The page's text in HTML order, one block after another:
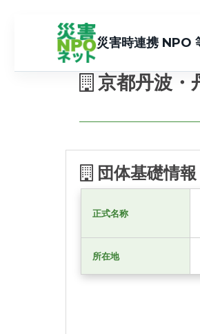
災害時連携 NPO
京都丹波・
団体基礎情報
正式名称
所在地